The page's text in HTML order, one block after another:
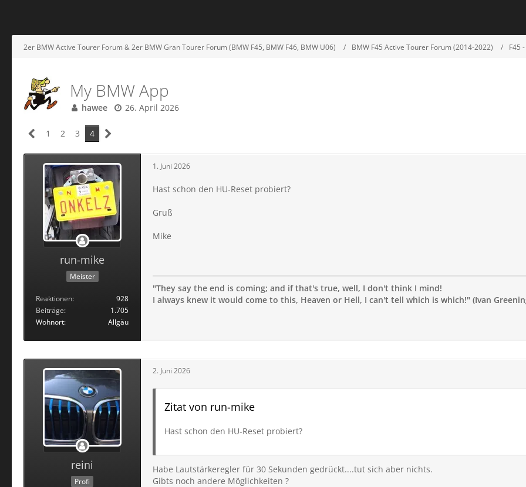
2er BMW Active Tourer Forum & 2er BMW Gran Tourer Forum (BMW F45, BMW F46, BMW U06) BMW F45 Active Tourer Forum (2014-2022) F45
My BMW App
hawee 26. April 2026
1 2 3 4
run-mike
Meister
Reaktionen
928
Beiträge
1.705
Wohnort
Allgäu
1. Juni 2026
Hast schon den HU-Reset probiert?
Gruß
Mike
"They say the end is coming; and if that's true, well, I don't think I mind!
I always knew it would come to this, Heaven or Hell, I can't tell which is which!" (Ivan
reini
Profi
2. Juni 2026
Zitat von run-mike
Hast schon den HU-Reset probiert?
Habe Lautstärkeregler für 30 Sekunden gedrückt....tut sich aber nichts.
Gibts noch andere Möglichkeiten ?